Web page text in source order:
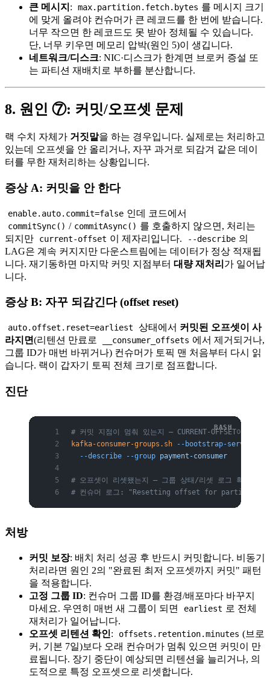
큰 메시지 : max.partition.fetch.bytes 를 메시지 크기
에 맞게 올려야 컨슈머가 큰 레코드를 한 번에 받습니다.
너무 작으면 한 레코드도 못 받아 정체될 수 있습니다.
단, 너무 키우면 메모리 압박(원인 5)이 생깁니다.
네트워크/디스크: NIC·디스크가 한계면 브로커 증설 또
는 파티션 재배치로 부하를 분산합니다.
8. 원인 ⑦: 커밋/오프셋 문제
랙 수치 자체가 거짓말을 하는 경우입니다. 실제로는 처리하고
있는데 오프셋을 안 올리거나, 자꾸 과거로 되감겨 같은 데이
터를 무한 재처리하는 상황입니다.
증상 A: 커밋을 안 한다
enable.auto.commit=false 인데 코드에서
commitSync() / commitAsync() 를 호출하지 않으면, 처리는
되지만
current-offset 이 제자리입니다. --describe 의
LAG은 계속 커지지만 다운스트림에는 데이터가 정상 적재됩
니다. 재기동하면 마지막 커밋 지점부터 대량 재처리 가 일어납
니다.
증상 B: 자꾸 되감긴다 (offset reset)
auto.offset.reset=earliest 상태에서 커밋된 오프셋이 사
라지면(리텐션 만료로 __consumer_offsets 에서 제거되거나,
그룹 ID가 매번 바뀌거나) 컨슈머가 토픽 맨 처음부터 다시 읽
습니다. 랙이 갑자기 토픽 전체 크기로 점프합니다.
진단
# 커밋 지점이 멈춰 있는지 — CURRENT-OFFSET이 시간
kafka-consumer-groups.sh --bootstrap-server
  --describe
--group payment-consumer
# 오프셋이 리셋됐는지 — 그룹 상태/리셋 로그 확인
# 컨슈머 로그: "Resetting offset for partition
처방
커밋 보장: 배치 처리 성공 후 반드시 커밋합니다. 비동기
처리라면 원인 2의 "완료된 최저 오프셋까지 커밋" 패턴
을 적용합니다.
고정 그룹 ID: 컨슈머 그룹 ID를 환경/배포마다 바꾸지
마세요. 우연히 매번 새 그룹이 되면
earliest 로 전체
재처리가 일어납니다.
오프셋 리텐션 확인: offsets.retention.minutes (브로
커, 기본 7일)보다 오래 컨슈머가 멈춰 있으면 커밋이 만
료됩니다. 장기 중단이 예상되면 리텐션을 늘리거나, 의
도적으로 특정 오프셋으로 리셋합니다.